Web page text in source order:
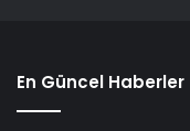
En Güncel Haberler